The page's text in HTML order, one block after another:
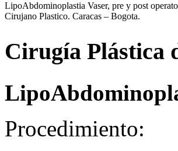
LipoAbdominoplastia Vaser, pre y post
Cirujano Plastico. Caracas – Bogota.
Cirugía Plástica
Procedimiento: